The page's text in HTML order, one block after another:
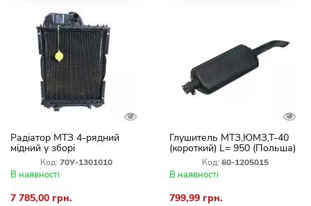
Радіатор МТЗ 4-рядний
мідний у зборі
Код: 70У-1301010
В наявності
7 785,00 грн.
Глушитель МТЗ,ЮМЗ,Т-40
(короткий) L= 950 (Польша)
Код: 60-1205015
В наявності
799,99 грн.